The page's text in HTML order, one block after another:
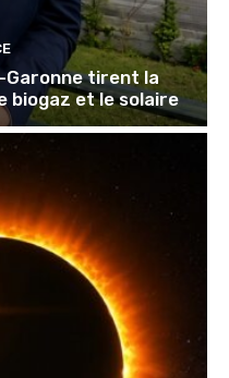
tirent la
biogaz et le solaire